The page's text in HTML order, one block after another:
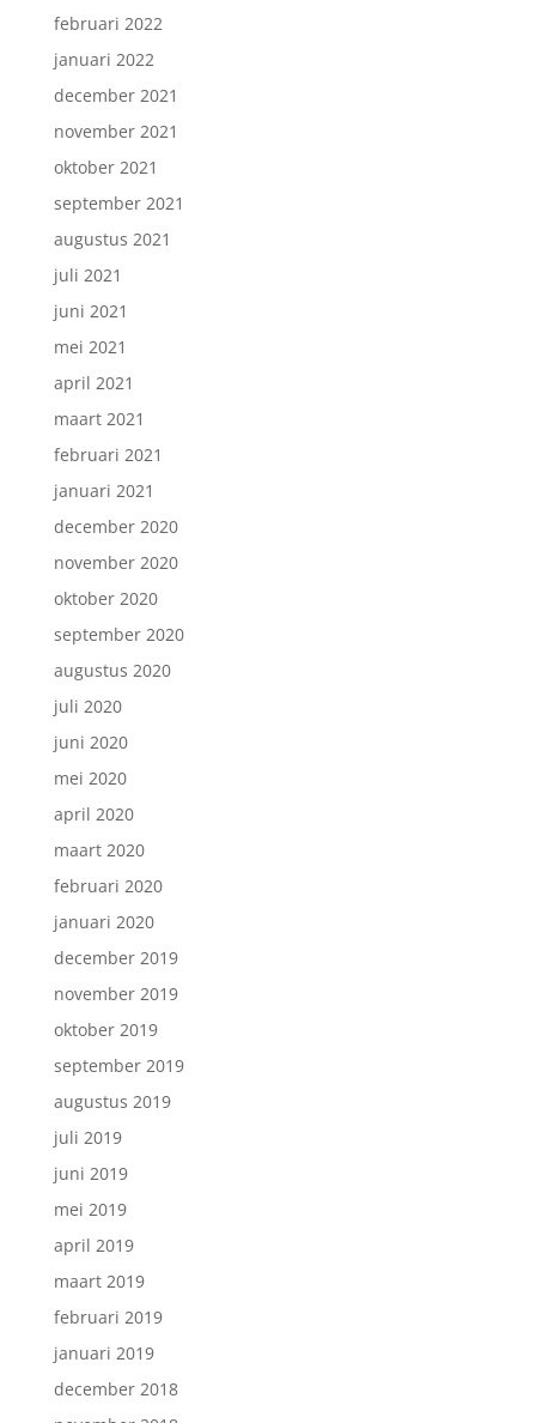
februari 2022
januari 2022
december 2021
november 2021
oktober 2021
september 2021
augustus 2021
juli 2021
juni 2021
mei 2021
april 2021
maart 2021
februari 2021
januari 2021
december 2020
november 2020
oktober 2020
september 2020
augustus 2020
juli 2020
juni 2020
mei 2020
april 2020
maart 2020
februari 2020
januari 2020
december 2019
november 2019
oktober 2019
september 2019
augustus 2019
juli 2019
juni 2019
mei 2019
april 2019
maart 2019
februari 2019
januari 2019
december 2018